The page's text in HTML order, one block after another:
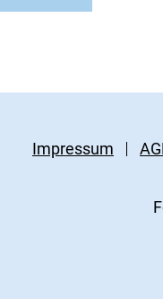
Impressum